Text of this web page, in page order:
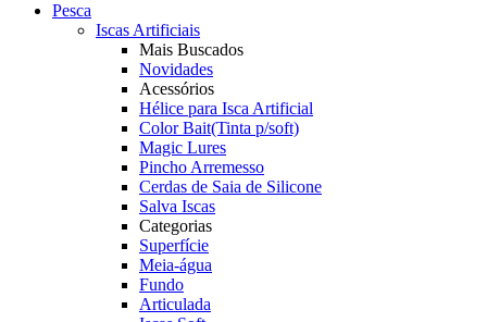
Pesca
Iscas Artificiais
Mais Buscados
Novidades
Acessórios
Hélice para Isca Artificial
Color Bait(Tinta p/soft)
Magic Lures
Pincho Arremesso
Cerdas de Saia de Silicone
Salva Iscas
Categorias
Superfície
Meia-água
Fundo
Articulada